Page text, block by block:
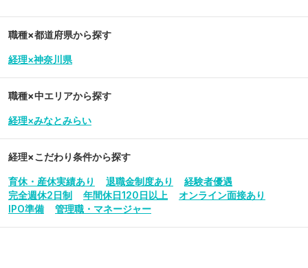
職種×都道府県から探す
経理×神奈川県
職種×中エリアから探す
経理×みなとみらい
経理×こだわり条件から探す
育休・産休実績あり 退職金制度あり
経験者優遇
完全週休2日制
年間休日120日以上
オンライン面接あり
IPO準備
管理職・マネージャー